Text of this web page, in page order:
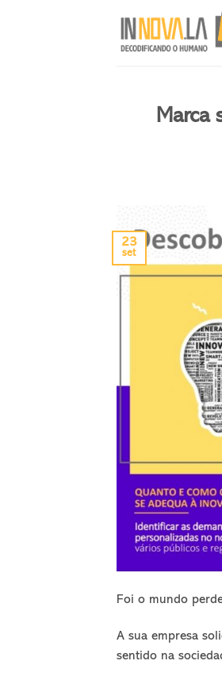
Marca
23
set
Foi o mundo
A sua empresa
sentido na